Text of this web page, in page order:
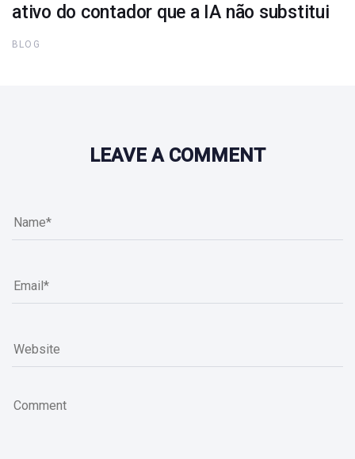
ativo do contador que a IA não substitui
BLOG
LEAVE A COMMENT